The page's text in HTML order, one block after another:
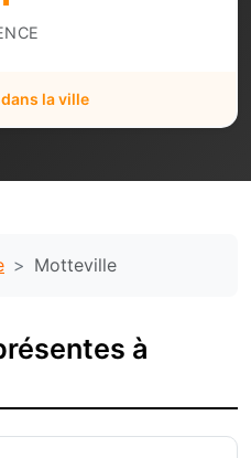
la ville
Motteville
à